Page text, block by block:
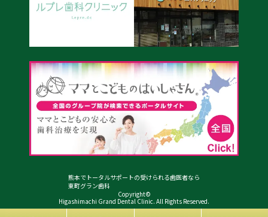
熊本でトータルサポートの受けられる歯医者なら
東町グラン歯科
Copyright©
Higashimachi Grand Dental Clinic. All Rights Reserved.